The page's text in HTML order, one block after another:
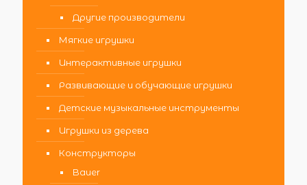
Другие производители
Мягкие игрушки
Интерактивные игрушки
Развивающие и обучающие игрушки
Детские музыкальные инструменты
Игрушки из дерева
Конструкторы
Bauer